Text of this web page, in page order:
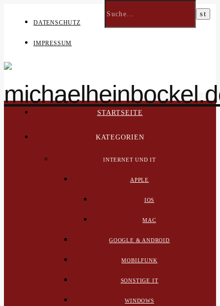
DATENSCHUTZ
IMPRESSUM
STARTSEITE
KATEGORIEN
INTERNET UND IT
APPLE
IOS
MAC
GOOGLE & ANDROID
MOBILFUNK
SONSTIGE IT
WINDOWS